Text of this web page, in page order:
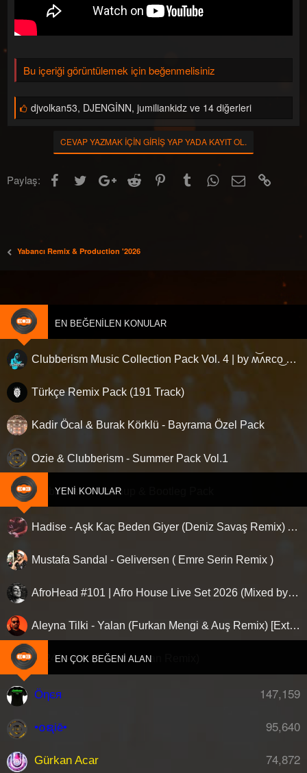
Bu içeriği görüntülemek için beğenmelisiniz
B
e
djvolkan53, DJENGİNN, jumiliankidz ve 14 diğerleri
CEVAP YAZMAK IÇIN GIRIŞ YAP YADA KAYIT OL.
Paylaş: FacebookTwitterGoogle+Reddit PinterestTumblrWhatsApp
E-posta
Yabancı Remix & Production '2026
EN BEĞENILEN KONULAR
Clubberism Music Collection Pack Vol. 4 | by ʍ͝ʌʀco͜ ʌɴϯσɴio ҇
Türkçe Remix Pack (191 Track)
Kadir Öcal & Burak Körklü - Bayrama Özel Pack
Ozie & Clubberism - Summer Pack Vol.1
Clubberism - Mashup & Bootleg Pack
YENI KONULAR
Hadise - Aşk Kaç Beden Giyer (Deniz Savaş Remix) Afro House
Mustafa Sandal - Geliversen ( Emre Serin Remix )
AfroHead #101 | Afro House Live Set 2026 (Mixed by Kemal Özgür) No Jingle
Aleyna Tilki - Yalan (Furkan Mengi & Auş Remix) [Extended]
Ati242 - Kör (Samet Koban Remix)
EN ÇOK BEĞENI ALAN
147,159
Öηєя
95,640
•໐ຊiē•
74,872
Gürkan Acar